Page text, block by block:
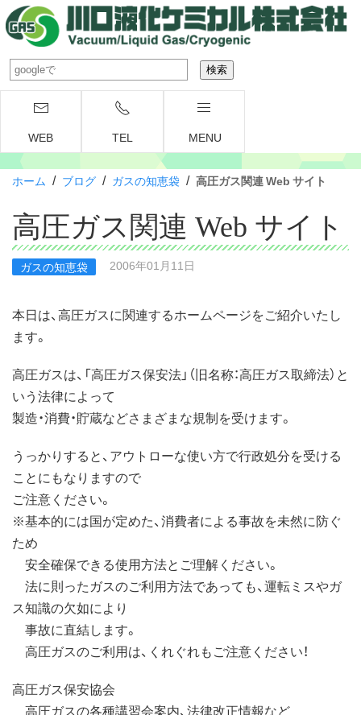
WEB TEL MENU
ホーム / ブログ / ガスの知恵袋 / 高圧ガス関連 Web サイト
高圧ガス関連 Web サイト
ガスの知恵袋 2006年01月11日
本日は、高圧ガスに関連するホームページをご紹介いたし
ます。
高圧ガスは、「高圧ガス保安法」（旧名称：高圧ガス取締法）と
いう法律によって
製造・消費・貯蔵などさまざまな規制を受けます。
うっかりすると、アウトローな使い方で行政処分を受ける
ことにもなりますので
ご注意ください。
※基本的には国が定めた、消費者による事故を未然に防ぐ
ため
安全確保できる使用方法とご理解ください。
法に則ったガスのご利用方法であっても、運転ミスやガ
ス知識の欠如により
事故に直結します。
高圧ガスのご利用は、くれぐれもご注意ください！
高圧ガス保安協会
高圧ガスの各種講習会案内、法律改正情報など